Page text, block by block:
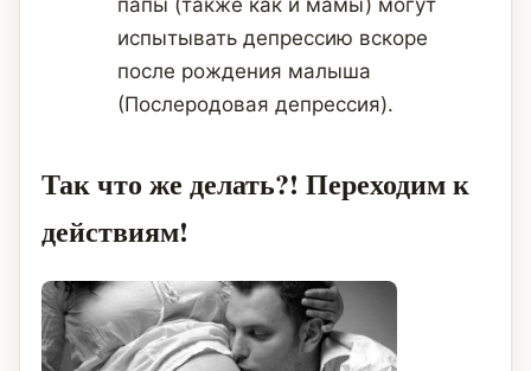
испытывать депрессию вскоре
после рождения малыша
(Послеродовая депрессия).
Так что же делать?! Переходим к
действиям!